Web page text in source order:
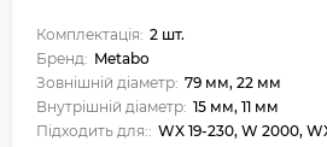
Комплектація: 2 шт.
Бренд: Metabo
Зовнішній діаметр: 79 мм, 22 мм
Внутрішній діаметр: 15 мм, 11 мм
Підходить для:: WX 19-230, W 2000, WX 2000, W 20-230 SP, W 21-230, WX 21-230, WX 21-230